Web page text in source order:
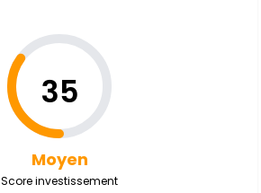
35
Moyen
Score investissement